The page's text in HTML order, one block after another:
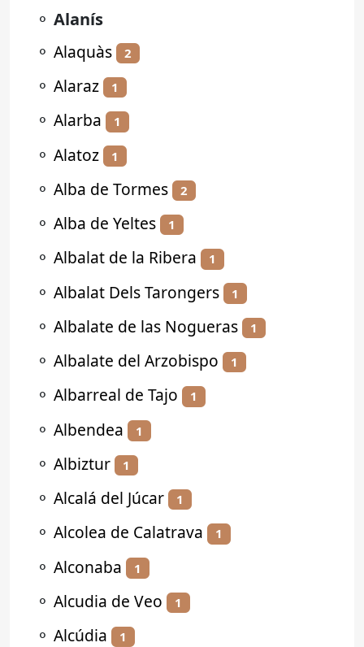
⚬ Alanís
⚬ Alaquàs 2
⚬ Alaraz 1
⚬ Alarba 1
⚬ Alatoz 1
⚬ Alba de Tormes 2
⚬ Alba de Yeltes 1
⚬ Albalat de la Ribera 1
⚬ Albalat Dels Tarongers 1
⚬ Albalate de las Nogueras 1
⚬ Albalate del Arzobispo 1
⚬ Albarreal de Tajo 1
⚬ Albendea 1
⚬ Albiztur 1
⚬ Alcalá del Júcar 1
⚬ Alcolea de Calatrava 1
⚬ Alconaba 1
⚬ Alcudia de Veo 1
⚬ Alcúdia 1